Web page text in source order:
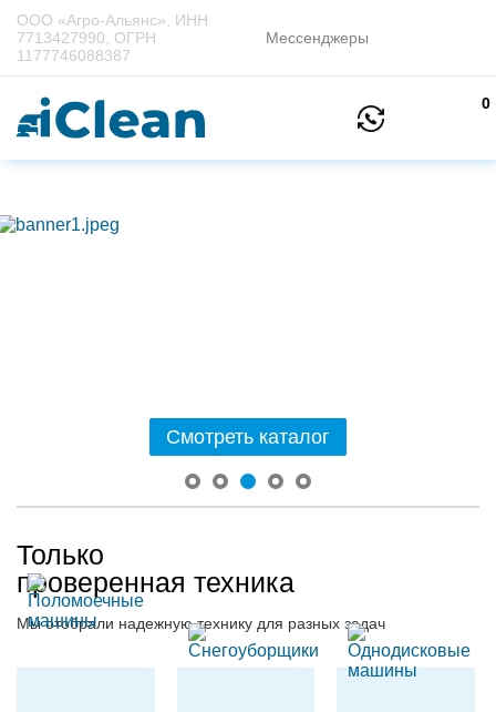
ООО «Агро-Альянс», ИНН
7713427990, ОГРН
1177746088387
Мессенджеры
0
Смотреть каталог
Только
проверенная техника
Мы отобрали надежную технику для разных задач